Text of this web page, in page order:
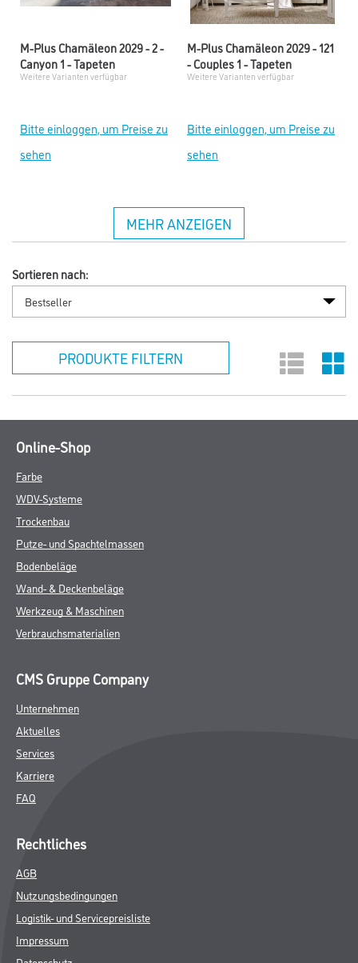
M-Plus Chamäleon 2029 - 2 -
Canyon 1 - Tapeten
Weitere Varianten verfügbar
Bitte einloggen, um Preise zu
sehen
M-Plus Chamäleon 2029 - 121
- Couples 1 - Tapeten
Weitere Varianten verfügbar
Bitte einloggen, um Preise zu
sehen
MEHR ANZEIGEN
Sortieren nach:
PRODUKTE FILTERN
Online-Shop
Farbe
WDV-Systeme
Trockenbau
Putze- und Spachtelmassen
Bodenbeläge
Wand- & Deckenbeläge
Werkzeug & Maschinen
Verbrauchsmaterialien
CMS Gruppe Company
Unternehmen
Aktuelles
Services
Karriere
FAQ
Rechtliches
AGB
Nutzungsbedingungen
Logistik- und Servicepreisliste
Impressum